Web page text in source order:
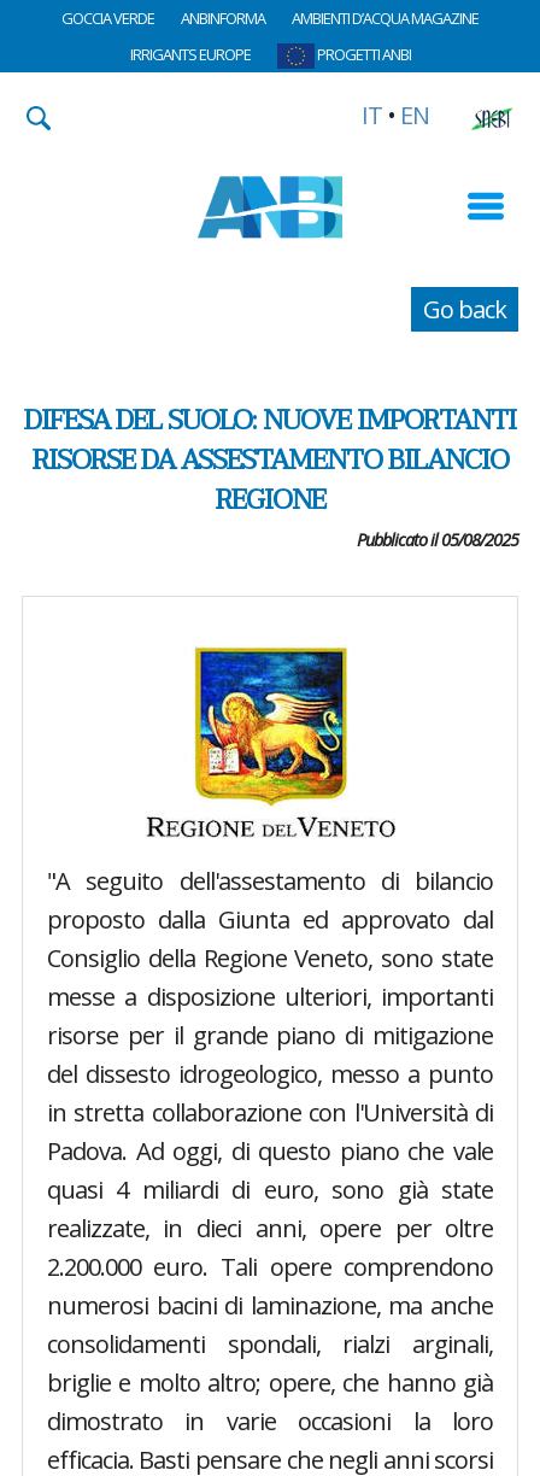
GOCCIA VERDE ANBINFORMA
AMBIENTI D’ACQUA MAGAZINE
IRRIGANTS EUROPE
PROGETTI ANBI
IT • EN
Go back
DIFESA DEL SUOLO: NUOVE IMPORTANTI
RISORSE DA ASSESTAMENTO BILANCIO
REGIONE
Pubblicato il 05/08/2025
"A seguito dell'assestamento di bilancio
proposto dalla Giunta ed approvato dal
Consiglio della Regione Veneto, sono state
messe a disposizione ulteriori, importanti
risorse per il grande piano di mitigazione
del dissesto idrogeologico, messo a punto
in stretta collaborazione con l'Università di
Padova. Ad oggi, di questo piano che vale
quasi 4 miliardi di euro, sono già state
realizzate, in dieci anni, opere per oltre
2.200.000 euro. Tali opere comprendono
numerosi bacini di laminazione, ma anche
consolidamenti spondali, rialzi arginali,
briglie e molto altro; opere, che hanno già
dimostrato in varie occasioni la loro
efficacia. Basti pensare che negli anni scorsi